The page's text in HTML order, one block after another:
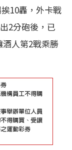
10轟，外卡戰
2分砲後，已
人第2戰乘勝